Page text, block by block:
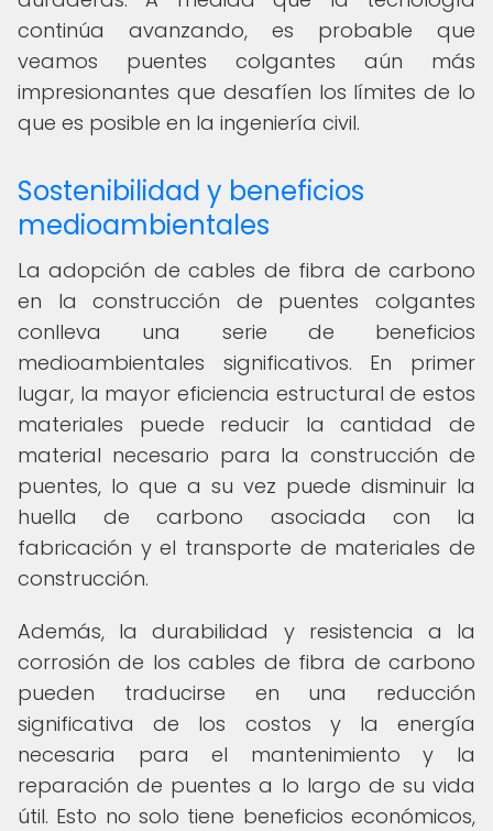
continúa avanzando, es probable que
veamos puentes colgantes aún más
impresionantes que desafíen los límites de lo
que es posible en la ingeniería civil.
Sostenibilidad y beneficios
medioambientales
La adopción de cables de fibra de carbono
en la construcción de puentes colgantes
conlleva una serie de beneficios
medioambientales significativos. En primer
lugar, la mayor eficiencia estructural de estos
materiales puede reducir la cantidad de
material necesario para la construcción de
puentes, lo que a su vez puede disminuir la
huella de carbono asociada con la
fabricación y el transporte de materiales de
construcción.
Además, la durabilidad y resistencia a la
corrosión de los cables de fibra de carbono
pueden traducirse en una reducción
significativa de los costos y la energía
necesaria para el mantenimiento y la
reparación de puentes a lo largo de su vida
útil. Esto no solo tiene beneficios económicos,